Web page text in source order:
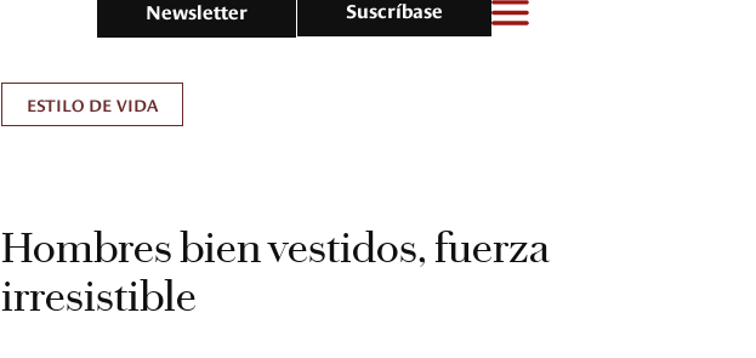
Newsletter Suscríbase
ESTILO DE VIDA
Hombres bien vestidos, fuerza
irresistible